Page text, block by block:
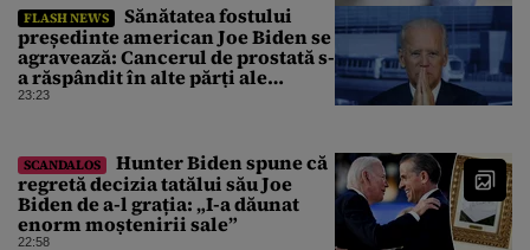
FLASH NEWS
Sănătatea fostului
președinte american Joe Biden se
agravează: Cancerul de prostată s-
a răspândit în alte părți ale
corpului
23:23
SCANDALOS
Hunter Biden spune că
regretă decizia tatălui său Joe
Biden de a-l grația: „I-a dăunat
enorm moștenirii sale”
22:58